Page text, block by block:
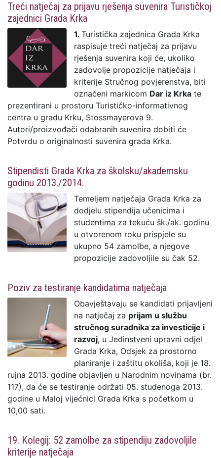
Treći natječaj za prijavu rješenja suvenira Turističkoj
zajednici Grada Krka
1. Turistička zajednica Grada Krka
raspisuje treći natječaj za prijavu
rješenja suvenira koji će, ukoliko
zadovolje propozicije natječaja i
kriterije Stručnog povjerenstva, biti
označeni markicom Dar iz Krka te
prezentirani u prostoru Turističko-informativnog
centra u gradu Krku, Stossmayerova 9.
Autori/proizvođači odabranih suvenira dobiti će
Potvrdu o originalnosti suvenira grada Krka.
Stipendisti Grada Krka za školsku/akademsku
godinu 2013./2014.
Temeljem natječaja Grada Krka za
dodjelu stipendija učenicima i
studentima za tekuću šk./ak. godinu
u otvorenom roku prispjele su
ukupno 54 zamolbe, a njegove
propozicije zadovoljile su čak 52.
Poziv za testiranje kandidatima natječaja
Obavještavaju se kandidati prijavljeni
na natječaj za prijam u službu
stručnog suradnika za investicije i
razvoj, u Jedinstveni upravni odjel
Grada Krka, Odsjek za prostorno
planiranje i zaštitu okoliša, koji je 18.
rujna 2013. godine objavljen u Narodnim novinama (br.
117), da će se testiranje održati 05. studenoga 2013.
godine u Maloj vijećnici Grada Krka s početkom u
10,00 sati.
19. Kolegij: 52 zamolbe za stipendiju zadovoljile
kriterije natječaja